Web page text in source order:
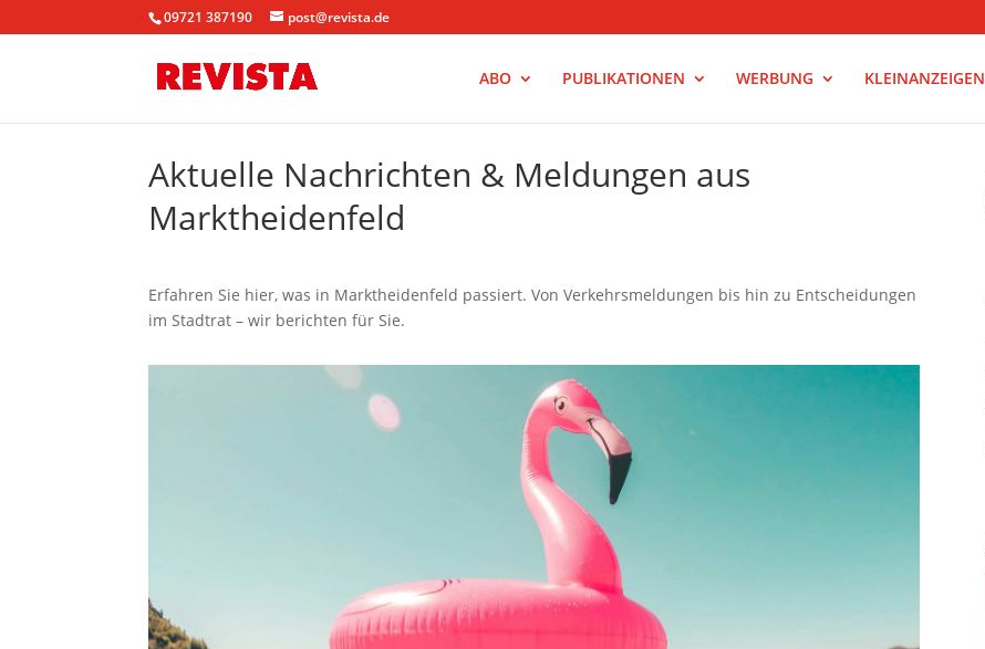
09721 387190 post@revista.de
ABO PUBLIKATIONEN WERBUNG KLEINANZEIGEN
Aktuelle Nachrichten & Meldungen aus
Marktheidenfeld
Erfahren Sie hier, was in Marktheidenfeld passiert. Von Verkehrsmeldungen bis hin zu Entscheidungen
im Stadtrat – wir berichten für Sie.